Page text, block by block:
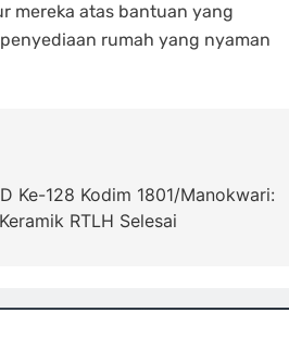
mereka atas bantuan yang
rumah yang nyaman
Ke-128 Kodim 1801/Manokwari:
RTLH Selesai